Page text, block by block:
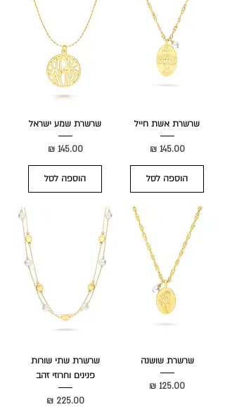
שרשרת אשת חייל
מחיר‏145.00 ‏₪
הוספה לסל
שרשרת שמע ישראל
מחיר‏145.00 ‏₪
הוספה לסל
שרשרת שושנה
מחיר
שרשרת שתי שורות
פנינים וחרוזי זהב
מחיר‏225.00 ‏₪